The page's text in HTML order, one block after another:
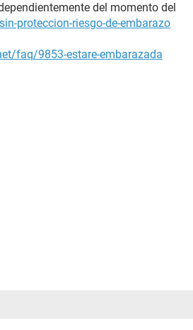
del momento del
proteccion-riesgo-de-embarazo
faq/9853-estare-embarazada